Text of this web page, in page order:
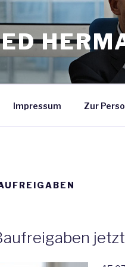
Impressum Zur